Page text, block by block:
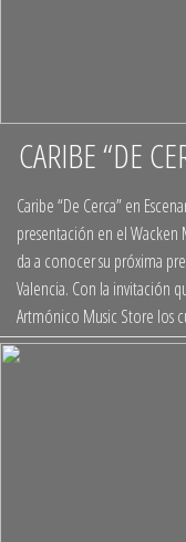
CARIBE “DE
Caribe “De Cerca” en
presentación en el Wacken
da a conocer su próxima
Valencia. Con la invitación
Artmónico Music Store los